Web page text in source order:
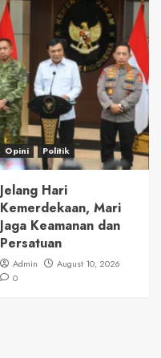
Opini Politik
Jelang Hari
Kemerdekaan, Mari
Jaga Keamanan dan
Persatuan
Admin
August 10, 2026
0